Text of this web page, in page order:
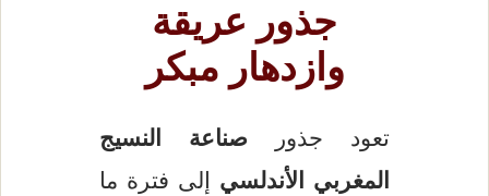
جذور عريقة
وازدهار مبكر
تعود جذور
صناعة النسيج
المغربي الأندلسيإلى فترة ما